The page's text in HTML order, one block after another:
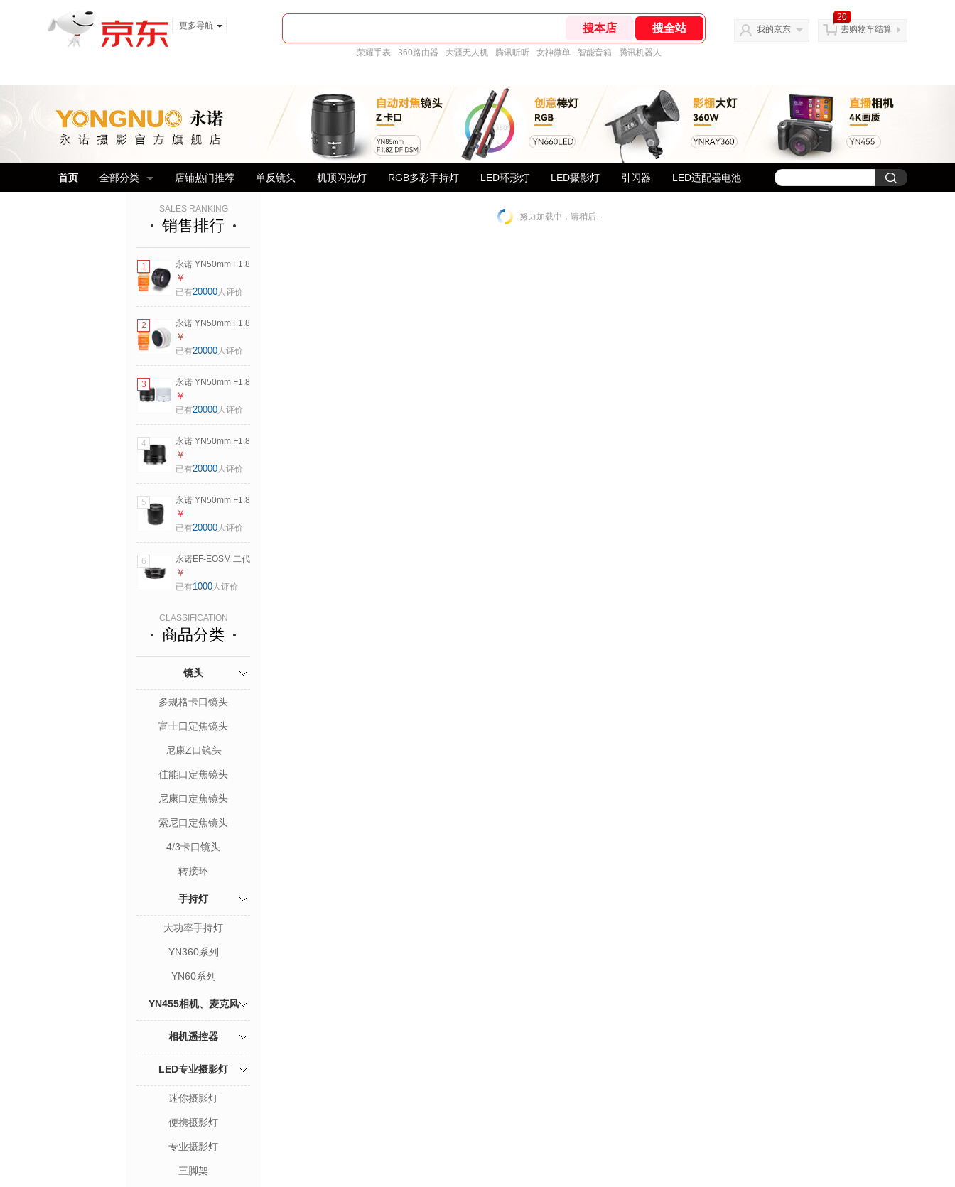
更多导航
荣耀手表 360路由器 大疆无人机 腾讯听听 女神微单 智能音箱 腾讯机器人
我的京东
20
去购物车结算
首页 全部分类 店铺热门推荐 单反镜头 机顶闪光灯 RGB多彩手持灯 LED环形灯 LED摄影灯 引闪器 LED适配器电池
SALES RANKING
销售排行
1
永诺 YN50mm F1.8
多规格R口小痰盂单
反微单标准定焦镜
YN50mm F1.8II二
代 佳能EF口 黑色
￥
已有20000人评价
2
永诺 YN50mm F1.8
多规格R口小痰盂单
反微单标准定焦镜
YN50mm F1.8II二
代 佳能EF口 白色
￥
已有20000人评价
3
永诺 YN50mm F1.8
多规格R口小痰盂单
反微单标准定焦镜
YN50mm F1.8S
Lite 索尼E口半画幅
黑壳
￥
已有20000人评价
4
永诺 YN50mm F1.8
多规格R口小痰盂单
反微单标准定焦镜
50F1.8多规格R口
半画幅 黑壳
￥
已有20000人评价
5
永诺 YN50mm F1.8
多规格R口小痰盂单
反微单标准定焦镜
50F1.8R 多规格R
口 黑色（全画幅）
￥
已有20000人评价
6
永诺EF-EOSM 二代
转接环佳能EF单反
镜头转佳能efm卡口
￥
已有1000人评价
CLASSIFICATION
商品分类
镜头
多规格卡口镜头
富士口定焦镜头
尼康Z口镜头
佳能口定焦镜头
尼康口定焦镜头
索尼口定焦镜头
4/3卡口镜头
转接环
手持灯
大功率手持灯
YN360系列
YN60系列
YN455相机、麦克风
相机遥控器
LED专业摄影灯
迷你摄影灯
便携摄影灯
专业摄影灯
三脚架
努力加载中，请稍后...